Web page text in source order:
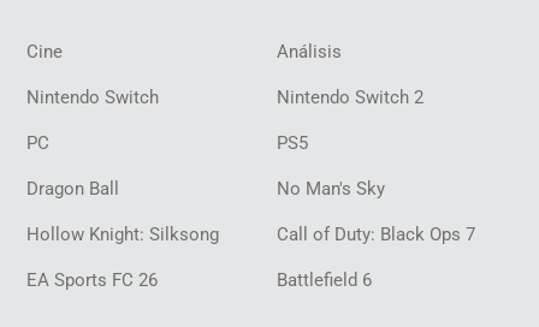
Cine Análisis
Nintendo Switch Nintendo Switch 2
PC PS5
Dragon Ball No Man's Sky
Hollow Knight: Silksong Call of Duty: Black Ops 7
EA Sports FC 26 Battlefield 6